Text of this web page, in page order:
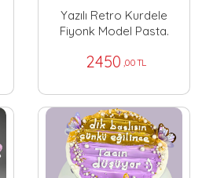
Yazılı Retro Kurdele
Fiyonk Model Pasta.
2450 ,00 TL